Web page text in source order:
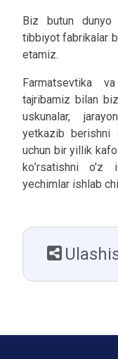
Biz butun dunyo
tibbiyot fabrikalar
etamiz.
Farmatsevtika
tajribamiz bilan
uskunalar,
yetkazib berishni
uchun bir yillik
ko’rsatishni o'z
yechimlar ishlab